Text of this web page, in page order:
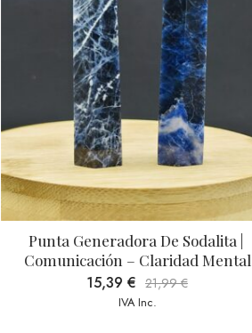
Punta Generadora De Sodalita |
Comunicación – Claridad Mental
15,39 € 21,99€
IVA Inc.